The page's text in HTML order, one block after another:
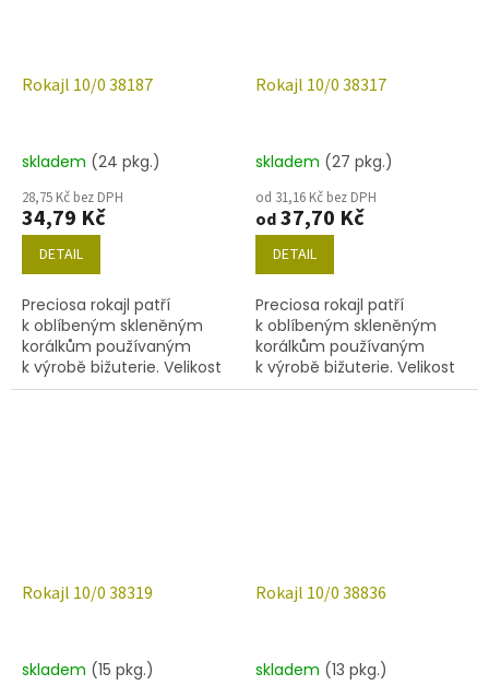
Rokajl 10/0 38187
skladem (24 pkg.)
28,75 Kč bez DPH
34,79 Kč
DETAIL
Preciosa rokajl patří
k oblíbeným skleněným
korálkům používaným
k výrobě bižuterie. Velikost
10/0 (2,2-2,4mm), barva
Rokajl 10/0 38317
skladem (27 pkg.)
od 31,16 Kč bez DPH
od37,70 Kč
DETAIL
Preciosa rokajl patří
k oblíbeným skleněným
korálkům používaným
k výrobě bižuterie. Velikost
10/0 (2,2-2,4 mm), barva
Rokajl 10/0 38319
skladem (15 pkg.)
Rokajl 10/0 38836
skladem (13 pkg.)